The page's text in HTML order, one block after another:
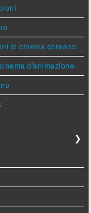
di cinema coreano
d'animazione
❯